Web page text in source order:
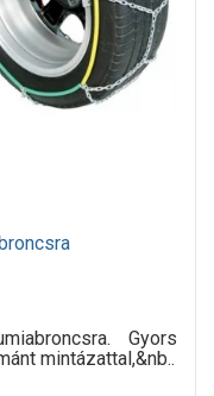
Gyors
mintázattal,&nb..